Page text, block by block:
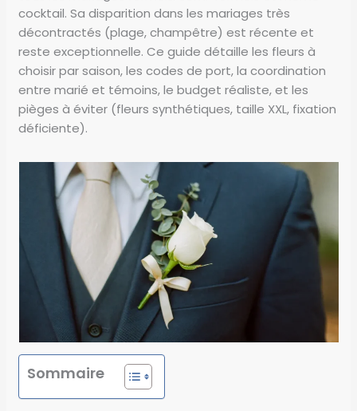
cocktail. Sa disparition dans les mariages très
décontractés (plage, champêtre) est récente et
reste exceptionnelle. Ce guide détaille les fleurs à
choisir par saison, les codes de port, la coordination
entre marié et témoins, le budget réaliste, et les
pièges à éviter (fleurs synthétiques, taille XXL, fixation
déficiente).
Sommaire